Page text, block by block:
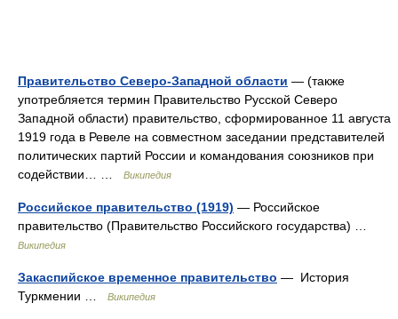
Правительство Северо-Западной области — (также
употребляется термин Правительство Русской Северо
Западной области) правительство, сформированное 11 августа
1919 года в Ревеле на совместном заседании представителей
политических партий России и командования союзников при
содействии… …
Википедия
Российское правительство (1919) — Российское
правительство (Правительство Российского государства) …
Википедия
Закаспийское временное правительство — История
Туркмении …
Википедия